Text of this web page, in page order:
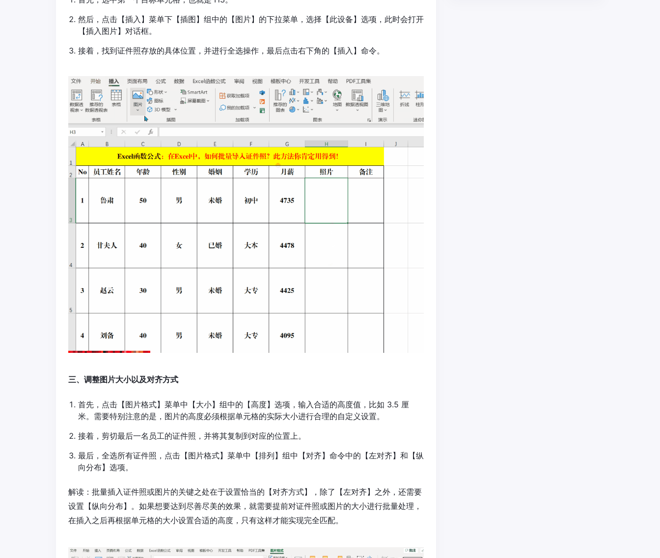
然后，点击【插入】菜单下【插图】组中的【图片】的下拉菜单，选择【此设备】选项，此时会打开
【插入图片】对话框。
接着，找到证件照存放的具体位置，并进行全选操作，最后点击右下角的【插入】命令。
三、调整图片大小以及对齐方式
首先，点击【图片格式】菜单中【大小】组中的【高度】选项，输入合适的高度值，比如 3.5 厘
米。需要特别注意的是，图片的高度必须根据单元格的实际大小进行合理的自定义设置。
接着，剪切最后一名员工的证件照，并将其复制到对应的位置上。
最后，全选所有证件照，点击【图片格式】菜单中【排列】组中【对齐】命令中的【左对齐】和【纵
向分布】选项。
解读：批量插入证件照或图片的关键之处在于设置恰当的【对齐方式】，除了【左对齐】之外，还需要
设置【纵向分布】。如果想要达到尽善尽美的效果，就需要提前对证件照或图片的大小进行批量处理，
在插入之后再根据单元格的大小设置合适的高度，只有这样才能实现完全匹配。